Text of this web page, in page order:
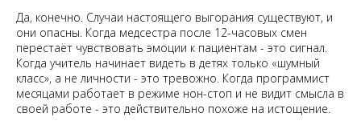
Да, конечно. Случаи настоящего выгорания существуют, и
они опасны. Когда медсестра после 12-часовых смен
перестаёт чувствовать эмоции к пациентам - это сигнал.
Когда учитель начинает видеть в детях только «шумный
класс», а не личности - это тревожно. Когда программист
месяцами работает в режиме нон-стоп и не видит смысла в
своей работе - это действительно похоже на истощение.